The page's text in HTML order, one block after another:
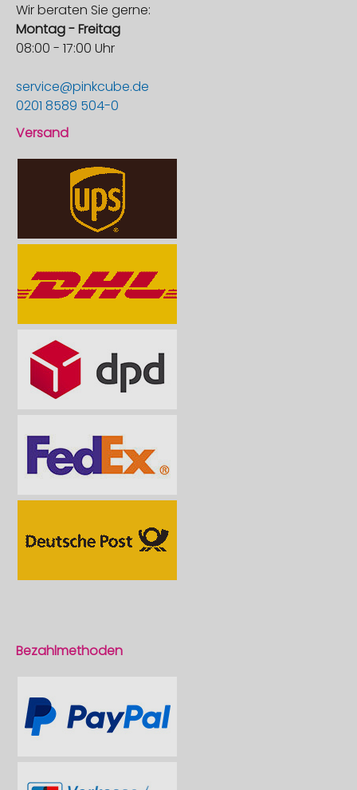
Wir beraten Sie gerne:
Montag - Freitag
08:00 - 17:00 Uhr
service@pinkcube.de
0201 8589 504-0
Versand
Bezahlmethoden